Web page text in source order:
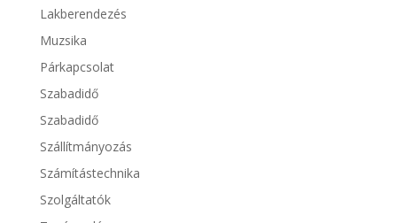
Lakberendezés
Muzsika
Párkapcsolat
Szabadidő
Szabadidő
Szállítmányozás
Számítástechnika
Szolgáltatók